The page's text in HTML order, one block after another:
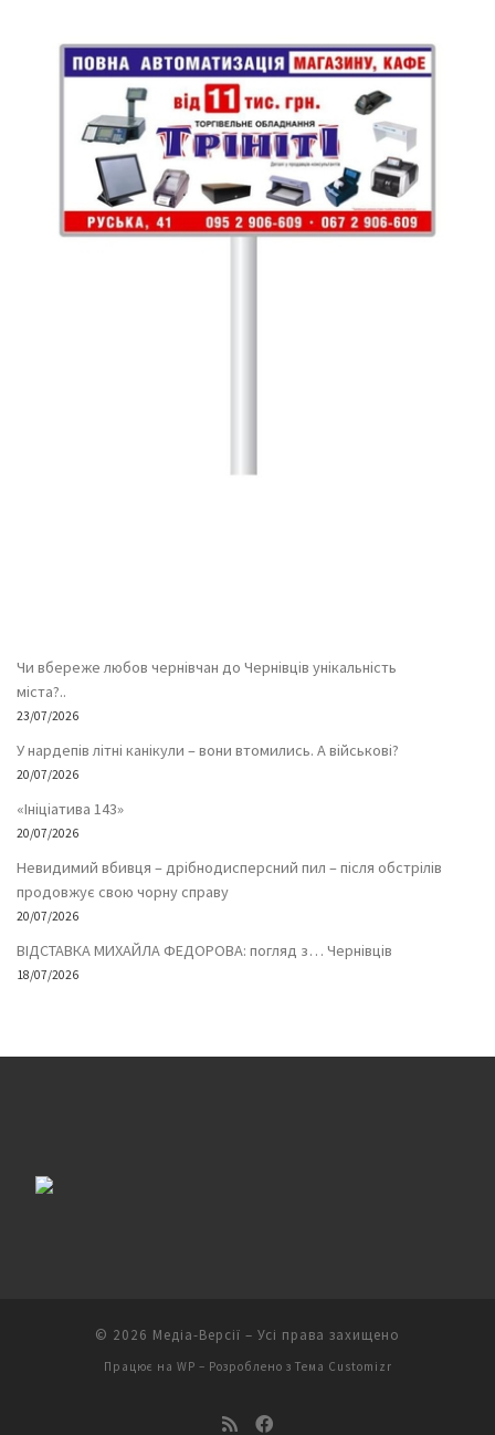
Чи вбереже любов чернівчан до Чернівців унікальність
міста?..
23/07/2026
У нардепів літні канікули – вони втомились. А військові?
20/07/2026
«Ініціатива 143»
20/07/2026
Невидимий вбивця – дрібнодисперсний пил – після обстрілів
продовжує свою чорну справу
20/07/2026
ВІДСТАВКА МИХАЙЛА ФЕДОРОВА: погляд з… Чернівців
18/07/2026
© 2026 Медіа-Версії – Усі права захищено
Працює на WP – Розроблено з Тема Customizr